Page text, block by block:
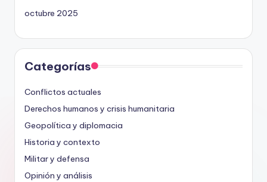
octubre 2025
Categorías
Conflictos actuales
Derechos humanos y crisis humanitaria
Geopolítica y diplomacia
Historia y contexto
Militar y defensa
Opinión y análisis